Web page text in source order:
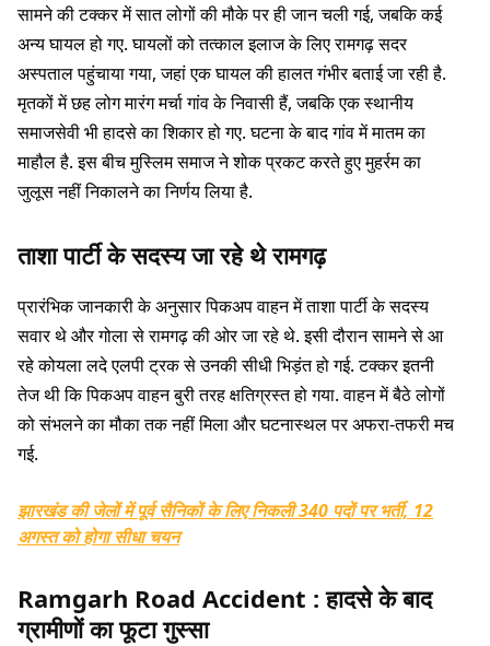
सामने की टक्कर में सात लोगों की मौके पर ही जान चली गई, जबकि कई
अन्य घायल हो गए. घायलों को तत्काल इलाज के लिए रामगढ़ सदर
अस्पताल पहुंचाया गया, जहां एक घायल की हालत गंभीर बताई जा रही है.
मृतकों में छह लोग मारंग मर्चा गांव के निवासी हैं, जबकि एक स्थानीय
समाजसेवी भी हादसे का शिकार हो गए. घटना के बाद गांव में मातम का
माहौल है. इस बीच मुस्लिम समाज ने शोक प्रकट करते हुए मुहर्रम का
जुलूस नहीं निकालने का निर्णय लिया है.
ताशा पार्टी के सदस्य जा रहे थे रामगढ़
प्रारंभिक जानकारी के अनुसार पिकअप वाहन में ताशा पार्टी के सदस्य
सवार थे और गोला से रामगढ़ की ओर जा रहे थे. इसी दौरान सामने से आ
रहे कोयला लदे एलपी ट्रक से उनकी सीधी भिड़ंत हो गई. टक्कर इतनी
तेज थी कि पिकअप वाहन बुरी तरह क्षतिग्रस्त हो गया. वाहन में बैठे लोगों
को संभलने का मौका तक नहीं मिला और घटनास्थल पर अफरा-तफरी मच
गई.
झारखंड की जेलों में पूर्व सैनिकों के लिए निकली 340 पदों पर भर्ती, 12
अगस्त को होगा सीधा चयन
Ramgarh Road Accident :हादसे के बाद
ग्रामीणों का फूटा गुस्सा